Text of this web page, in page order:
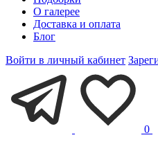
О галерее
Доставка и оплата
Блог
Войти в личный кабинет
0